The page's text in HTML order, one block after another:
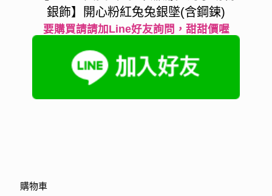
銀飾】開心粉紅兔兔銀墜(含鋼鍊)
要購買請請加Line好友詢問，甜甜價喔
購物車